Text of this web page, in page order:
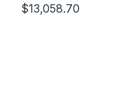
$13,058.70